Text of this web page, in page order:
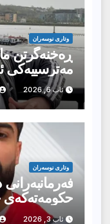
وتارى نوسەران
ڕەخنەگرتن
مەترسییەکی
ئاب 6, 2026
وتارى نوسەران
حکومەتەکەی
ئاب 3, 2026